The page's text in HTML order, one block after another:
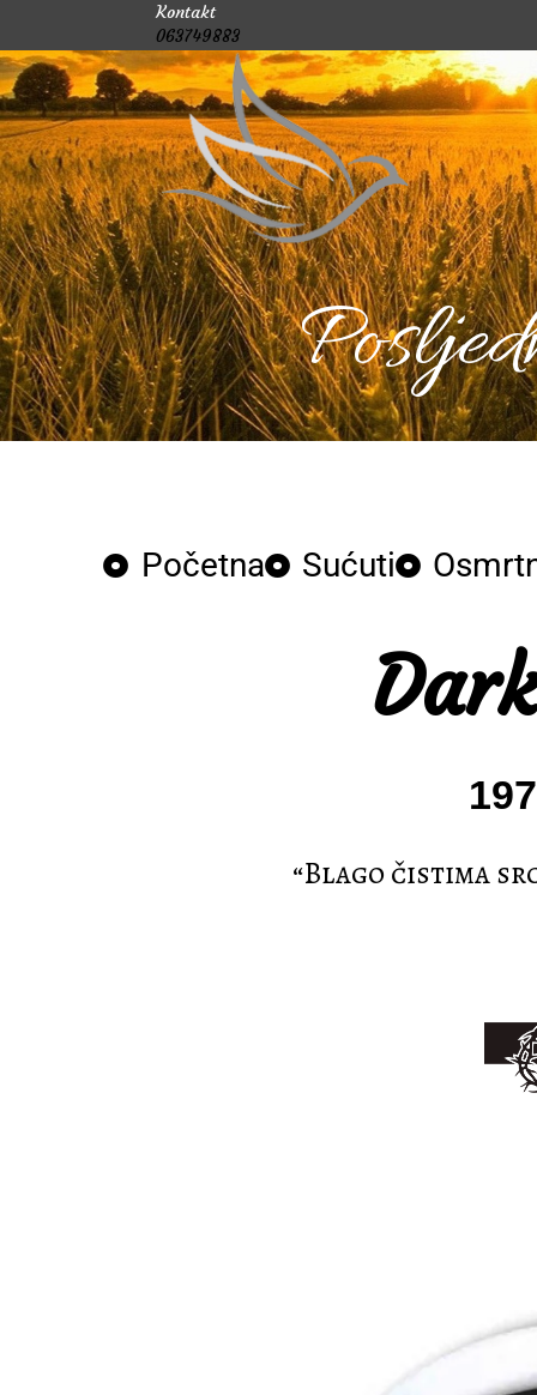
Kontakt
063749883
Početna Sućuti
“Blago čistima